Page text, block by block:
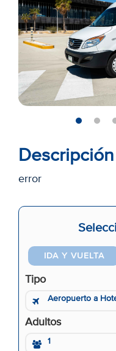
Descripción
error
IDA Y VUELTA
Tipo
Aeropuerto a
Adultos
1